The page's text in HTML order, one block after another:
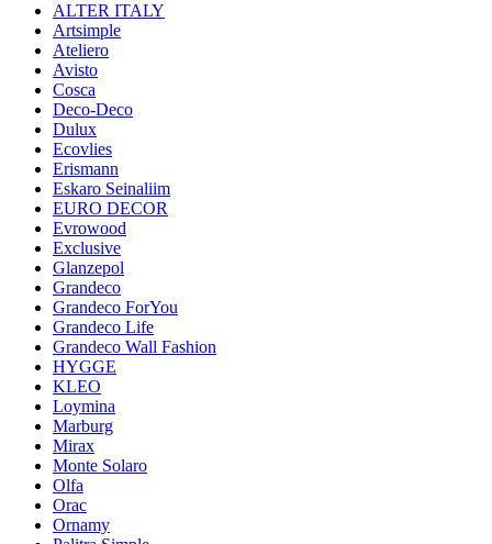
ALTER ITALY
Artsimple
Ateliero
Avisto
Cosca
Deco-Deco
Dulux
Ecovlies
Erismann
Eskaro Seinaliim
EURO DECOR
Evrowood
Exclusive
Glanzepol
Grandeco
Grandeco ForYou
Grandeco Life
Grandeco Wall Fashion
HYGGE
KLEO
Loymina
Marburg
Mirax
Monte Solaro
Olfa
Orac
Ornamy